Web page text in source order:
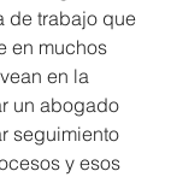
de trabajo que
en muchos
en la
un abogado
seguimiento
y esos